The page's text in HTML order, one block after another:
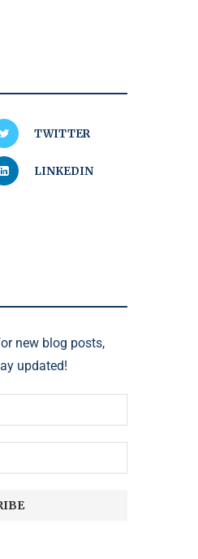
TWITTER
LINKEDIN
new blog posts,
updated!